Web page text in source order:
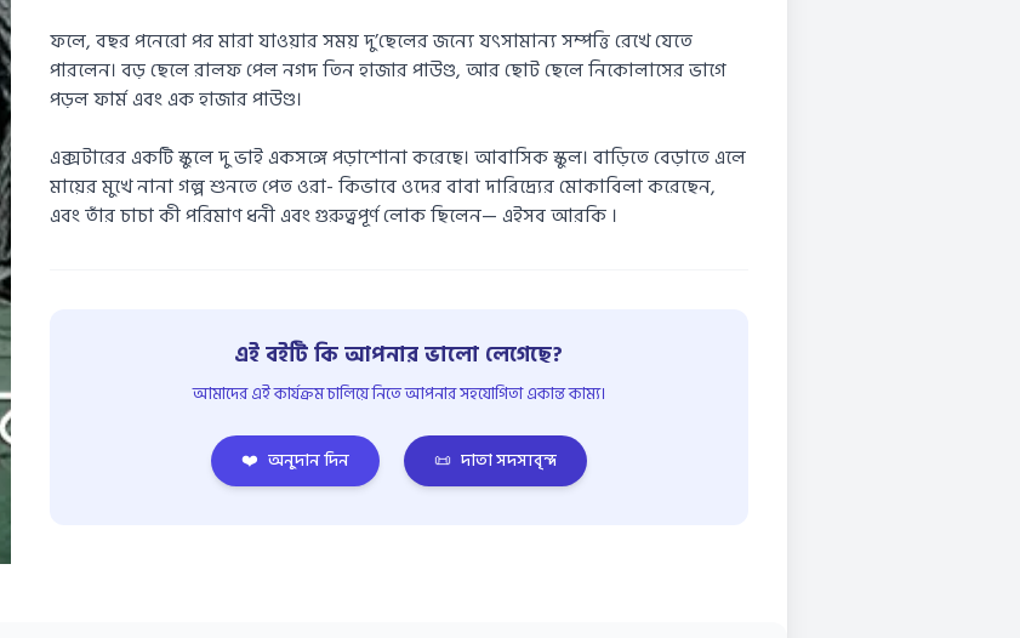
ফলে, বছর পনেরো পর মারা যাওয়ার সময় দু’ছেলের জন্যে যৎসামান্য সম্পত্তি রেখে যেতে
পারলেন। বড় ছেলে রালফ পেল নগদ তিন হাজার পাউণ্ড, আর ছোট ছেলে নিকোলাসের ভাগে
পড়ল ফার্ম এবং এক হাজার পাউণ্ড।
এক্সটারের একটি স্কুলে দু ভাই একসঙ্গে পড়াশোনা করেছে। আবাসিক স্কুল। বাড়িতে বেড়াতে এলে
মায়ের মুখে নানা গল্প শুনতে পেত ওরা- কিভাবে ওদের বাবা দারিদ্র্যের মোকাবিলা করেছেন,
এবং তাঁর চাচা কী পরিমাণ ধনী এবং গুরুত্বপূর্ণ লোক ছিলেন— এইসব আরকি ।
এই বইটি কি আপনার ভালো লেগেছে?
আমাদের এই কার্যক্রম চালিয়ে নিতে আপনার সহযোগিতা একান্ত কাম্য।
❤️ অনুদান দিন 📜 দাতা সদস্যবৃন্দ